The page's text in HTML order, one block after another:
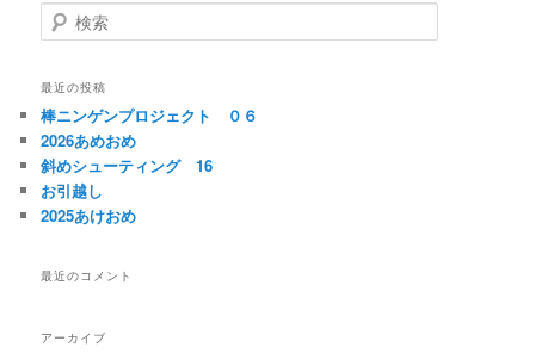
検
索
最近の投稿
棒ニンゲンプロジェクト ０６
2026あめおめ
斜めシューティング 16
お引越し
2025あけおめ
最近のコメント
アーカイブ